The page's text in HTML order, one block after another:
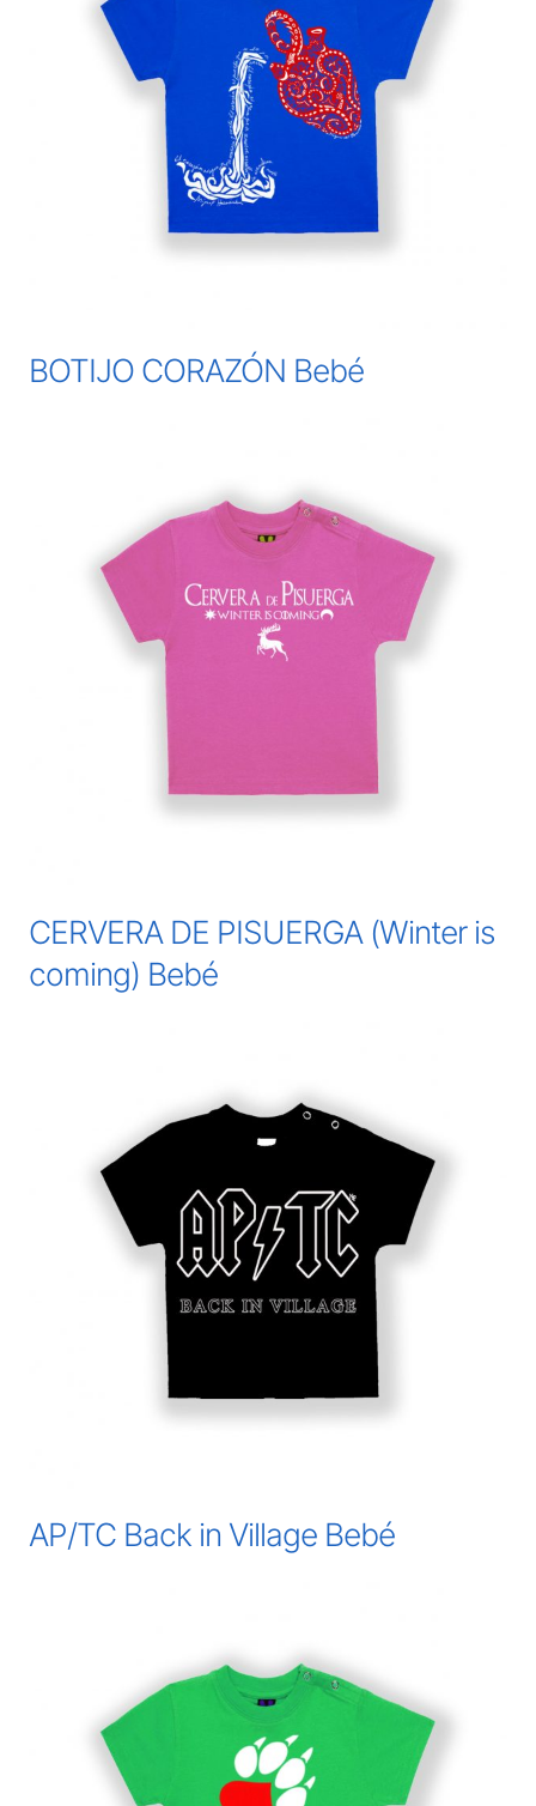
BOTIJO CORAZÓN Bebé
CERVERA DE PISUERGA (Winter is
coming) Bebé
AP/TC Back in Village Bebé